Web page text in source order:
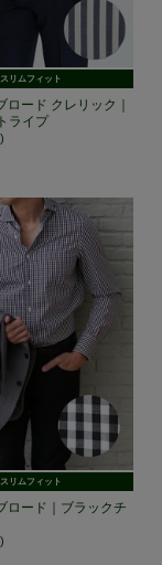
スリムフィット
ロード クレリック｜
ライプ
スリムフィット
ロード｜ブラックチ